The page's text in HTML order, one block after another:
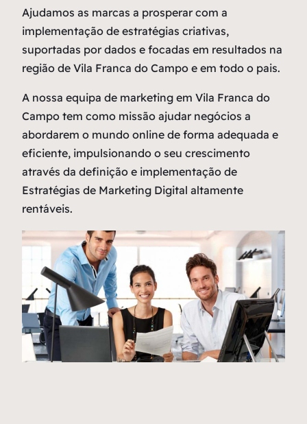
Ajudamos as marcas a prosperar com a
implementação de estratégias criativas,
suportadas por dados e focadas em resultados na
região de Vila Franca do Campo e em todo o pais.
A nossa equipa de marketing em Vila Franca do
Campo tem como missão ajudar negócios a
abordarem o mundo online de forma adequada e
eficiente, impulsionando o seu crescimento
através da definição e implementação de
Estratégias de Marketing Digital altamente
rentáveis.